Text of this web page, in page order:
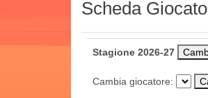
Scheda
Stagione 2026-27
Cambia giocatore: